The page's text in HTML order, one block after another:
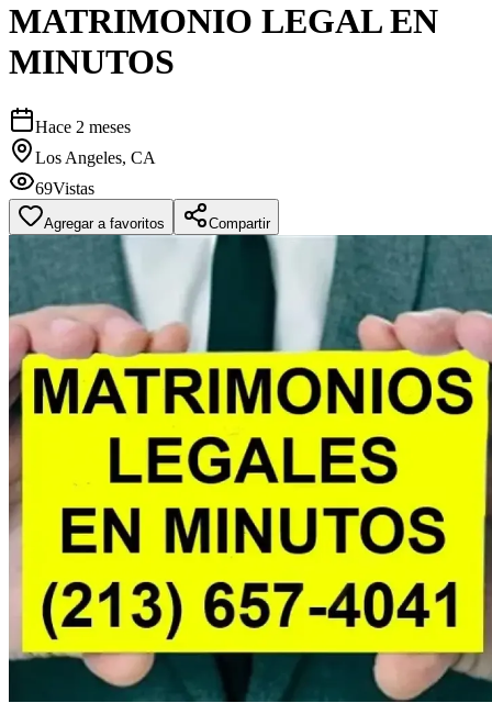
MATRIMONIO LEGAL EN
MINUTOS
Hace 2 meses
Los Angeles, CA
69Vistas
Agregar a favoritos Compartir